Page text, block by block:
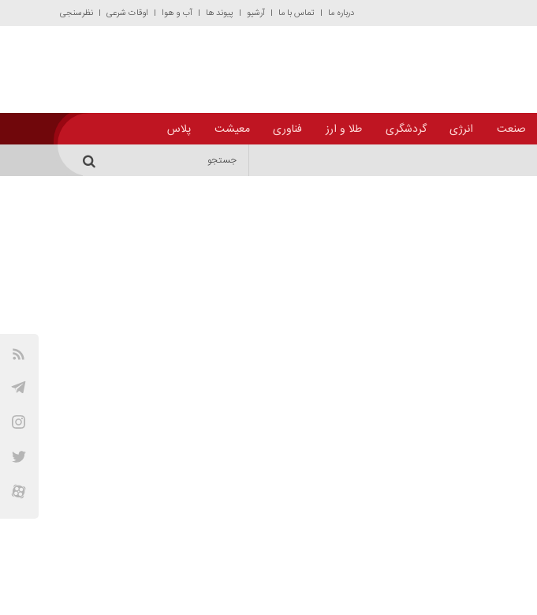
درباره ما تماس با ما آرشیو پیوند ها آب و هوا اوقات شرعی نظرسنجی
صنعت انرژی گردشگری طلا و ارز فناوری معیشت پلاس